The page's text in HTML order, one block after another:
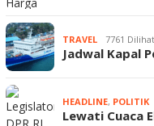
TRAVEL 7761 Dilihat
Jadwal Kapal
HEADLINE, POLITIK
Lewati Cuaca